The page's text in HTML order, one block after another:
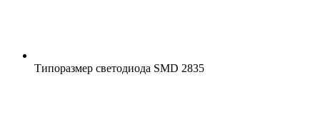
Типоразмер светодиода SMD 2835